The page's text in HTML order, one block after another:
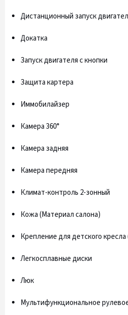
Дистанционный запуск
Докатка
Запуск двигателя с кнопки
Защита картера
Иммобилайзер
Камера 360°
Камера задняя
Камера передняя
Климат-контроль 2-зонный
Кожа (Материал салона)
Крепление для детского
Легкосплавные диски
Люк
Мультифункциональное